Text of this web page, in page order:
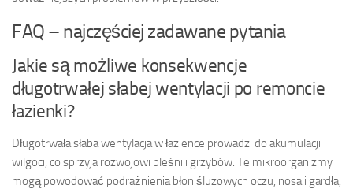
FAQ – najczęściej zadawane pytania
Jakie są możliwe konsekwencje
długotrwałej słabej wentylacji po remoncie
łazienki?
Długotrwała słaba wentylacja w łazience prowadzi do akumulacji
wilgoci, co sprzyja rozwojowi pleśni i grzybów. Te mikroorganizmy
mogą powodować podrażnienia błon śluzowych oczu, nosa i gardła,